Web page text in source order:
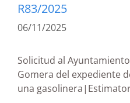
R83/2025
06/11/2025
Solicitud al
Gomera del expediente
una